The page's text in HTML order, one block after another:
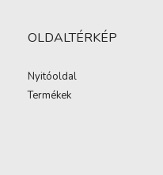
OLDALTÉRKÉP
Nyitóoldal
Termékek